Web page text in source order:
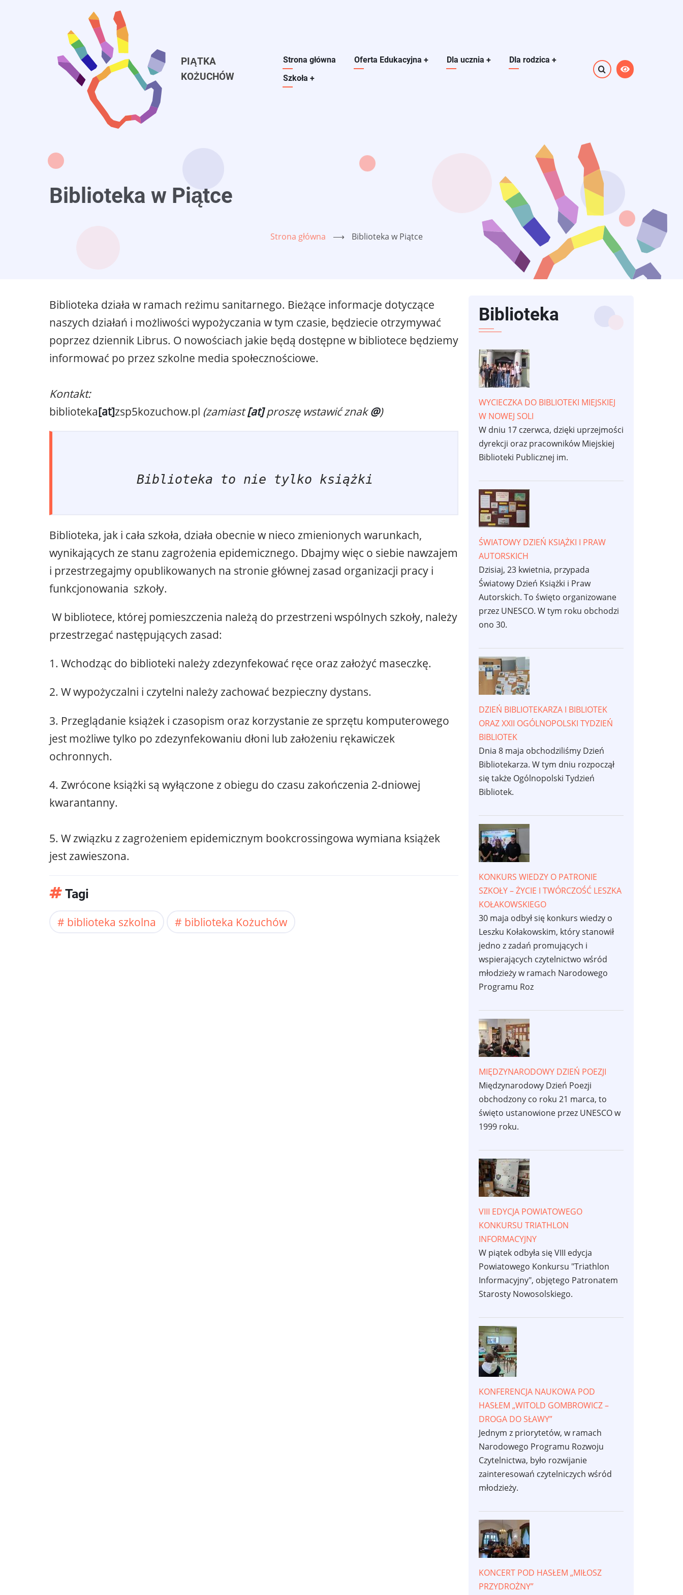
PIĄTKA
KOŻUCHÓW
Main navigation
Strona główna Oferta Edukacyjna + Dla ucznia + Dla rodzica +
Szkoła +
Biblioteka w Piątce
Strona główna ⟶ Biblioteka w Piątce
Biblioteka działa w ramach reżimu sanitarnego. Bieżące informacje dotyczące
naszych działań i możliwości wypożyczania w tym czasie, będziecie otrzymywać
poprzez dziennik Librus. O nowościach jakie będą dostępne w bibliotece będziemy
informować po przez szkolne media społecznościowe.
Kontakt:
biblioteka[at]zsp5kozuchow.pl (zamiast[at]proszę wstawić znak@)
Biblioteka to nie tylko książki
Biblioteka, jak i cała szkoła, działa obecnie w nieco zmienionych warunkach,
wynikających ze stanu zagrożenia epidemicznego. Dbajmy więc o siebie nawzajem
i przestrzegajmy opublikowanych na stronie głównej zasad organizacji pracy i
funkcjonowania szkoły.
W bibliotece, której pomieszczenia należą do przestrzeni wspólnych szkoły, należy
przestrzegać następujących zasad:
1. Wchodząc do biblioteki należy zdezynfekować ręce oraz założyć maseczkę.
2. W wypożyczalni i czytelni należy zachować bezpieczny dystans.
3. Przeglądanie książek i czasopism oraz korzystanie ze sprzętu komputerowego
jest możliwe tylko po zdezynfekowaniu dłoni lub założeniu rękawiczek
ochronnych.
4. Zwrócone książki są wyłączone z obiegu do czasu zakończenia 2-dniowej
kwarantanny.
5. W związku z zagrożeniem epidemicznym bookcrossingowa wymiana książek
jest zawieszona.
Tagi
biblioteka szkolna biblioteka Kożuchów
Biblioteka
WYCIECZKA DO BIBLIOTEKI MIEJSKIEJ
W NOWEJ SOLI
W dniu 17 czerwca, dzięki uprzejmości
dyrekcji oraz pracowników Miejskiej
Biblioteki Publicznej im.
ŚWIATOWY DZIEŃ KSIĄŻKI I PRAW
AUTORSKICH
Dzisiaj, 23 kwietnia, przypada
Światowy Dzień Książki i Praw
Autorskich. To święto organizowane
przez UNESCO. W tym roku obchodzi
ono 30.
DZIEŃ BIBLIOTEKARZA I BIBLIOTEK
ORAZ XXII OGÓLNOPOLSKI TYDZIEŃ
BIBLIOTEK
Dnia 8 maja obchodziliśmy Dzień
Bibliotekarza. W tym dniu rozpoczął
się także Ogólnopolski Tydzień
Bibliotek.
KONKURS WIEDZY O PATRONIE
SZKOŁY – ŻYCIE I TWÓRCZOŚĆ LESZKA
KOŁAKOWSKIEGO
30 maja odbył się konkurs wiedzy o
Leszku Kołakowskim, który stanowił
jedno z zadań promujących i
wspierających czytelnictwo wśród
młodzieży w ramach Narodowego
Programu Roz
MIĘDZYNARODOWY DZIEŃ POEZJI
Międzynarodowy Dzień Poezji
obchodzony co roku 21 marca, to
święto ustanowione przez UNESCO w
1999 roku.
VIII EDYCJA POWIATOWEGO
KONKURSU TRIATHLON
INFORMACYJNY
W piątek odbyła się VIII edycja
Powiatowego Konkursu "Triathlon
Informacyjny", objętego Patronatem
Starosty Nowosolskiego.
KONFERENCJA NAUKOWA POD
HASŁEM „WITOLD GOMBROWICZ –
DROGA DO SŁAWY”
Jednym z priorytetów, w ramach
Narodowego Programu Rozwoju
Czytelnictwa, było rozwijanie
zainteresowań czytelniczych wśród
młodzieży.
KONCERT POD HASŁEM „MIŁOSZ
PRZYDROŻNY”